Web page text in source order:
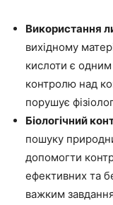
Використання
вихідному
кислоти є
контролю над
порушує
Біологічний
пошуку
допомогти
ефективних та
важким